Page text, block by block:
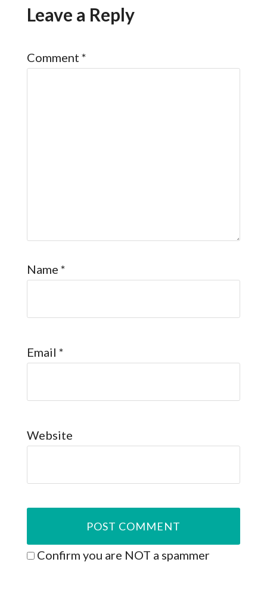
Leave a Reply
Comment *
Name *
Email *
Website
Confirm you are NOT a spammer